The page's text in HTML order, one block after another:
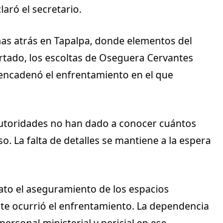
el secretario.
atrás en Tapalpa, donde elementos del
los escoltas de Oseguera Cervantes
el enfrentamiento en el que
no han dado a conocer cuántos
La falta de detalles se mantiene a la espera
el aseguramiento de los espacios
ocurrió el enfrentamiento. La dependencia